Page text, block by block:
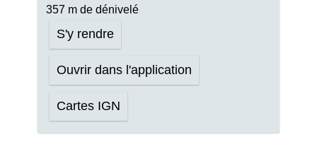
357 m de dénivelé
S'y rendre
Ouvrir dans l'application
Cartes IGN